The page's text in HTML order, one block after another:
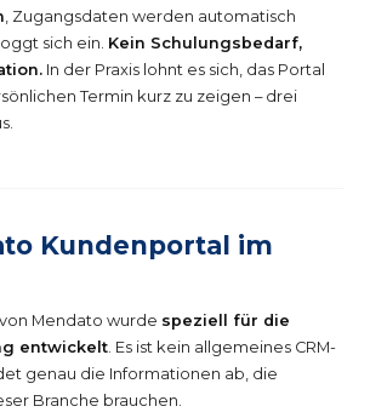
, Zugangsdaten werden automatisch
sich ein. Kein Schulungsbedarf,
In der Praxis lohnt es sich, das Portal
Termin kurz zu zeigen – drei
Kundenportal im
Mendato wurde speziell für die
entwickelt. Es ist kein allgemeines CRM-
genau die Informationen ab, die
Branche brauchen.